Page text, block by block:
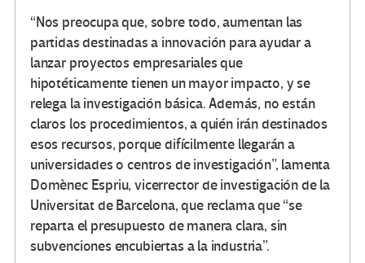
“Nos preocupa que, sobre todo, aumentan las
partidas destinadas a innovación para ayudar a
lanzar proyectos empresariales que
hipotéticamente tienen un mayor impacto, y se
relega la investigación básica. Además, no están
claros los procedimientos, a quién irán destinados
esos recursos, porque difícilmente llegarán a
universidades o centros de investigación”, lamenta
Domènec Espriu, vicerrector de investigación de la
Universitat de Barcelona, que reclama que “se
reparta el presupuesto de manera clara, sin
subvenciones encubiertas a la industria”.